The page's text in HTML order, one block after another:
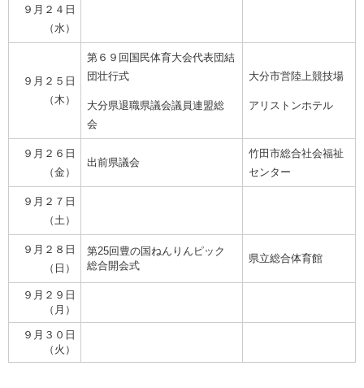
９月２４日
（水）
９月２５日
（木）
第６９回国民体育大会代表団結
団壮行式
大分県退職県議会議員連盟総
会
大分市営陸上競技場
アリストンホテル
９月２６日
（金）
出前県議会
竹田市総合社会福祉
センター
９月２７日
（土）
９月２８日
（日）
第25回豊の国ねんりんピック
総合開会式
県立総合体育館
９月２９日
（月）
９月３０日
（火）